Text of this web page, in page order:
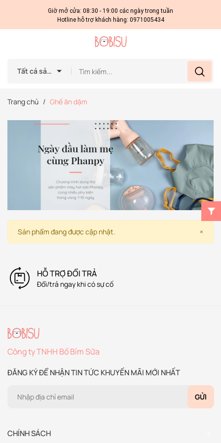
Giờ mở cửa: 08:30 - 19:00 các ngày trong tuần
Hotline hỗ trợ khách hàng: 0971005434
Tất cả sản phẩm
Trang chủ / Ghế ăn dặm
×
Sản phẩm đang được cập nhật.
HỖ TRỢ ĐỔI TRẢ
Đổi/trả ngay khi có sự cố
Công ty TNHH Bố Bỉm Sữa
ĐĂNG KÝ ĐỂ NHẬN TIN TỨC KHUYẾN MÃI MỚI NHẤT
GỬI
CHÍNH SÁCH